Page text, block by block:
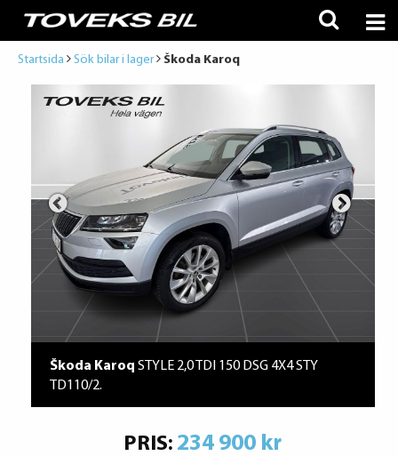
Startsida Sök bilar i lager Škoda Karoq
Škoda KaroqSTYLE 2,0 TDI 150 DSG 4X4 STY
TD110/2.
PRIS: 234 900 kr